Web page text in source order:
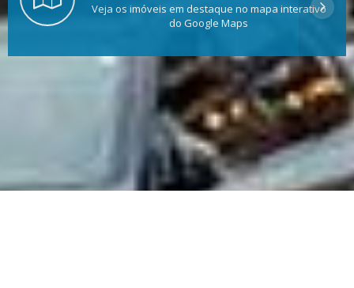
Veja os imóveis em destaque no mapa interativo
do Google Maps